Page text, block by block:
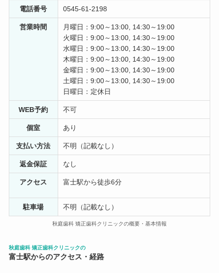
ここは、インフォームド・コンセントが徹底している。
また、患者ファーストというところが凄い。 ステマで
はないですが転勤族の自分にとって今まで一番いい歯科
医院でした。 補足ですが、歯科衛生士と医療事務の女
性がアイドル並みなの容姿も凄いと驚愕している。 オ
ーナーが採用基準が高いのか？
さとういと
こちらで矯正をしています。同じ思いをした方がたくさ
んいるようで、こちらを見てから歯医者を選べば良かっ
たと後悔しています。矯正を始まる前は丁寧でしたので
お願いしましたが、いざ始めると対応がテキトー。そも
そも歯科矯正の先生が月に4回しか出勤しておらず、困っ
たことがあっても聞いてもらえない、予約もその月4回の
中から取るため予定が合わず、自分が予約取る時にはか
は先生休みだったりします。始める前には先生のいる日
について全く説明が全然ありませんでした。納得いかず
予約の取り方について受付で確認していると、たまに受
横から入って来て感じ悪く対応されました。これからも
矯正続くので不安しかありません。
電話番号 0545-61-2198
営業時間
月曜日：9:00～13:00, 14:30～19:00
火曜日：9:00～13:00, 14:30～19:00
水曜日：9:00～13:00, 14:30～19:00
木曜日：9:00～13:00, 14:30～19:00
金曜日：9:00～13:00, 14:30～19:00
土曜日：9:00～13:00, 14:30～19:00
日曜日：定休日
WEB予約 不可
個室 あり
支払い方法 不明（記載なし）
返金保証 なし
アクセス 富士駅から徒歩6分
駐車場 不明（記載なし）
秋庭歯科 矯正歯科クリニックの概要・基本情報
秋庭歯科 矯正歯科クリニックの
富士駅からのアクセス・経路